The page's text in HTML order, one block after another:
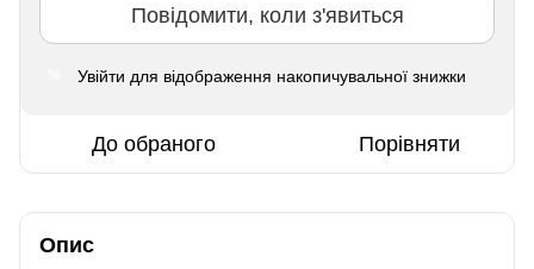
Повідомити, коли з'явиться
Увійти для відображення накопичувальної знижки
До обраного Порівняти
Опис